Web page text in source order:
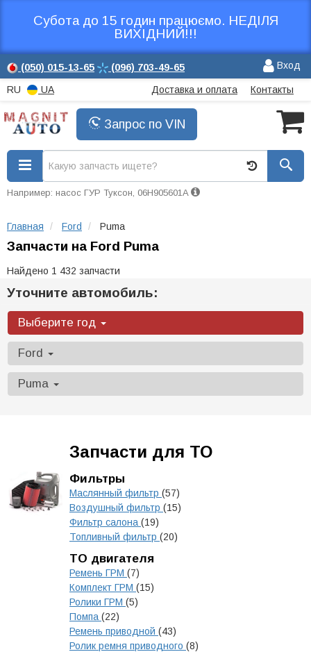
Субота до 15 годин працюємо. НЕДІЛЯ
ВИХІДНИЙ!!!
(050) 015-13-65 (096) 703-49-65 Вход
RU UA Доставка и оплата Контакты
Запрос по VIN
Например: насос ГУР Туксон, 06H905601A
Главная Ford Puma
Запчасти на Ford Puma
Найдено 1 432 запчасти
Уточните автомобиль:
Выберите год
Ford
Puma
Запчасти для ТО
Фильтры
Маслянный фильтр (57)
Воздушный фильтр (15)
Фильтр салона (19)
Топливный фильтр (20)
ТО двигателя
Ремень ГРМ (7)
Комплект ГРМ (15)
Ролики ГРМ (5)
Помпа (22)
Ремень приводной (43)
Ролик ремня приводного (8)